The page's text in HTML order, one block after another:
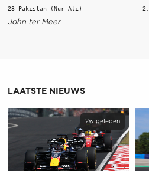
John ter Meer
LAATSTE NIEUWS
2w geleden